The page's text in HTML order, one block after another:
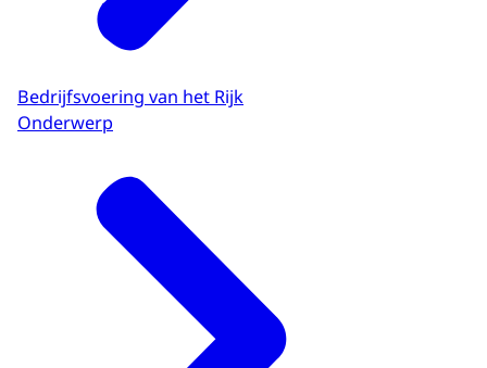
Bedrijfsvoering van het Rijk
Onderwerp